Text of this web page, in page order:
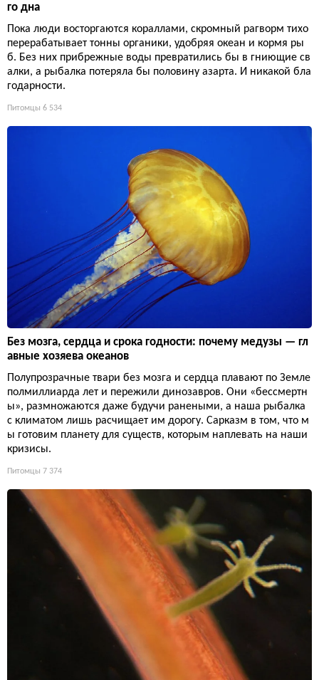
го дна
Пока люди восторгаются кораллами, скромный рагворм тихо
перерабатывает тонны органики, удобряя океан и кормя ры
б. Без них прибрежные воды превратились бы в гниющие св
алки, а рыбалка потеряла бы половину азарта. И никакой бла
годарности.
Питомцы 6 534
Без мозга, сердца и срока годности: почему медузы — гл
авные хозяева океанов
Полупрозрачные твари без мозга и сердца плавают по Земле
полмиллиарда лет и пережили динозавров. Они «бессмертн
ы», размножаются даже будучи ранеными, а наша рыбалка
с климатом лишь расчищает им дорогу. Сарказм в том, что м
ы готовим планету для существ, которым наплевать на наши
кризисы.
Питомцы 7 374